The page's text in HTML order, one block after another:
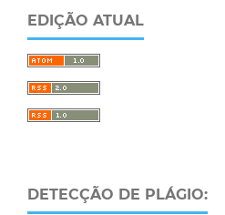
EDIÇÃO ATUAL
DETECÇÃO DE PLÁGIO: